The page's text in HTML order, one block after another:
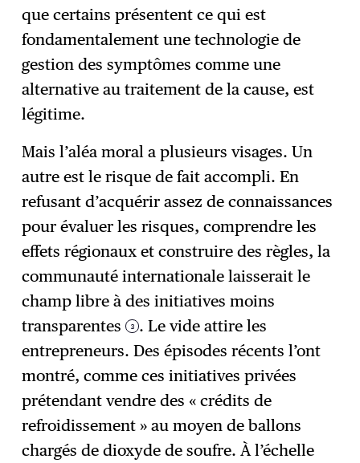
que certains présentent ce qui est
fondamentalement une technologie de
gestion des symptômes comme une
alternative au traitement de la cause, est
légitime.
Mais l’aléa moral a plusieurs visages. Un
autre est le risque de fait accompli. En
refusant d’acquérir assez de connaissances
pour évaluer les risques, comprendre les
effets régionaux et construire des règles, la
communauté internationale laisserait le
champ libre à des initiatives moins
transparentes 3 . Le vide attire les
entrepreneurs. Des épisodes récents l’ont
montré, comme ces initiatives privées
prétendant vendre des « crédits de
refroidissement » au moyen de ballons
chargés de dioxyde de soufre. À l’échelle